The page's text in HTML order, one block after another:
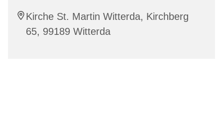
Kirche St. Martin Witterda, Kirchberg
65, 99189 Witterda